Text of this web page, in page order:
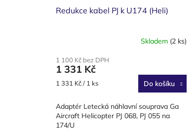
Redukce kabel PJ k U174 (Heli)
Skladem (2 ks)
1 100 Kč bez DPH
1 331 Kč
Měrná
1 331 Kč / 1 ks Do košíku
Adaptér Letecká náhlavní souprava Ga
Aircraft Helicopter PJ 068, PJ 055 na
174/U